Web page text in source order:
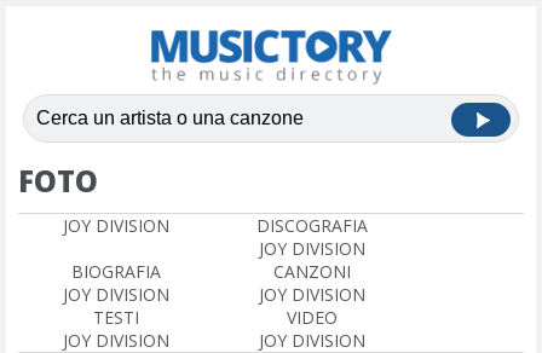
FOTO
JOY DIVISION
DISCOGRAFIA
JOY DIVISION
BIOGRAFIA
JOY DIVISION
CANZONI
JOY DIVISION
TESTI
JOY DIVISION
VIDEO
JOY DIVISION